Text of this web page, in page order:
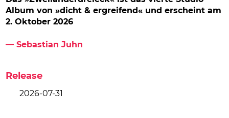
Albumvon »dicht & ergreifend« und erscheint am
2. Oktober 2026
— Sebastian Juhn
Release
2026-07-31